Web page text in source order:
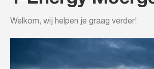
Welkom, wij helpen je graag verder!